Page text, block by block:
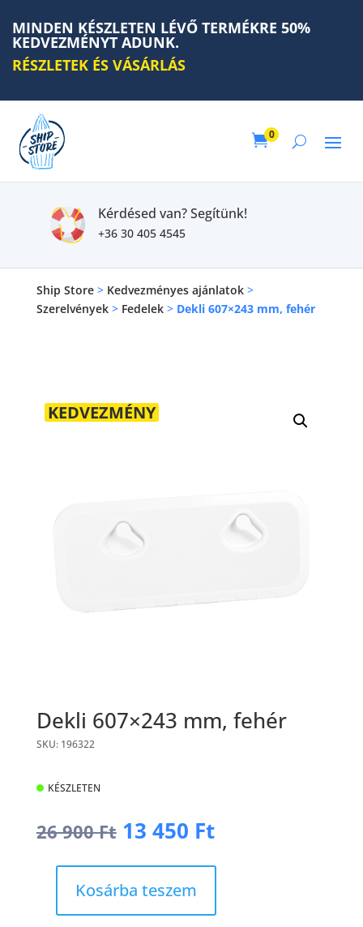
MINDEN KÉSZLETEN LÉVŐ TERMÉKRE 50%
KEDVEZMÉNYT ADUNK.
RÉSZLETEK ÉS VÁSÁRLÁS
0
Kérdésed van? Segítünk!
+36 30 405 4545
Ship Store> Kedvezményes ajánlatok>
Szerelvények> Fedelek> Dekli 607×243 mm, fehér
KEDVEZMÉNY
Dekli 607×243 mm, fehér
SKU: 196322
KÉSZLETEN
26 900Ft Original
price
was:
26
900 Ft.
13 450 FtCurrent
price
is:
607x243
Kosárba teszem